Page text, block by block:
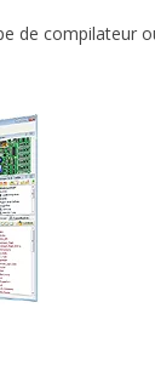
compilateur